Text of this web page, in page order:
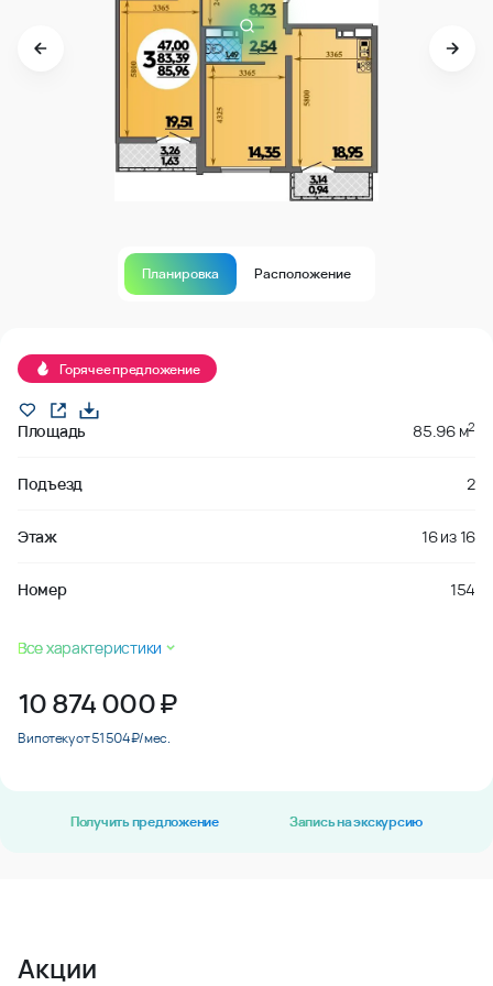
Планировка Расположение
Горячее предложение
Площадь 85.96 м2
Подъезд 2
Этаж 16из16
Номер 154
Все характеристики
10 874 000₽
В ипотеку от 51 504 ₽/мес.
Получить предложение Запись на экскурсию
Акции